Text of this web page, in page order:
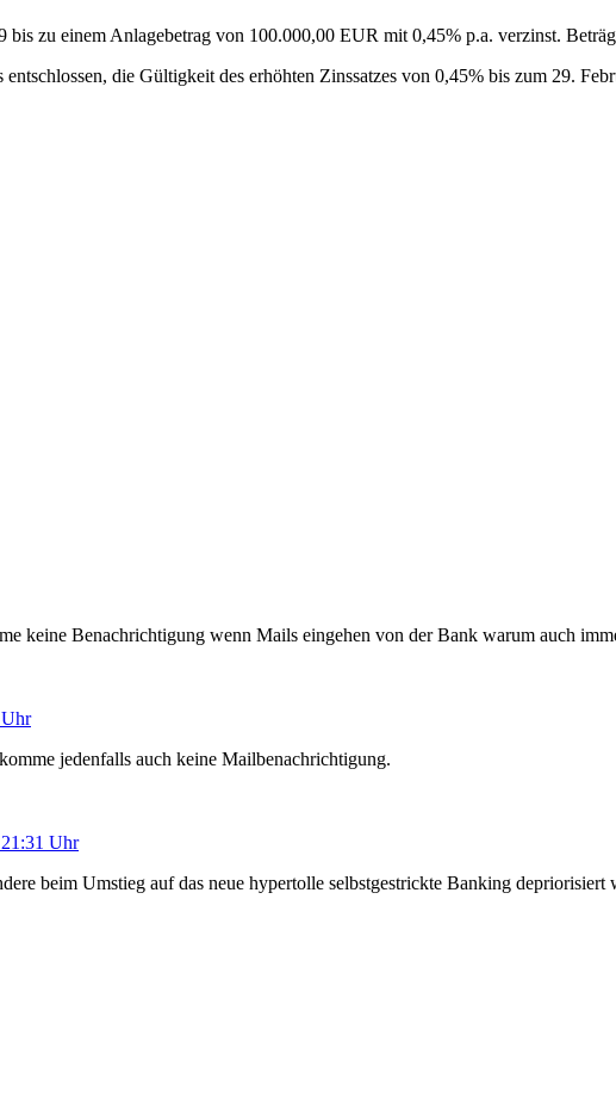
zu einem Anlagebetrag von 100.000,00 EUR mit 0,45% p.a. verzinst.
die Gültigkeit des erhöhten Zinssatzes von 0,45% bis zum 29.
keine Benachrichtigung wenn Mails eingehen von der Bank warum auch
jedenfalls auch keine Mailbenachrichtigung.
Uhr
beim Umstieg auf das neue hypertolle selbstgestrickte Banking depriorisiert